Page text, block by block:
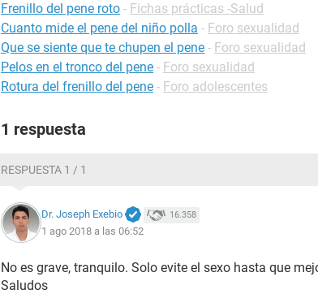
Frenillo del pene roto - Fichas prácticas -Salud
Cuanto mide el pene del niño polla - Foro sexualidad
Que se siente que te chupen el pene - Foro sexualidad
Pelos en el tronco del pene - Foro sexualidad
Rotura del frenillo del pene - Foro adolescentes
1 respuesta
RESPUESTA 1 / 1
Dr. Joseph Exebio 16.358
1 ago 2018 a las 06:52
No es grave, tranquilo. Solo evite el sexo hasta que
Saludos